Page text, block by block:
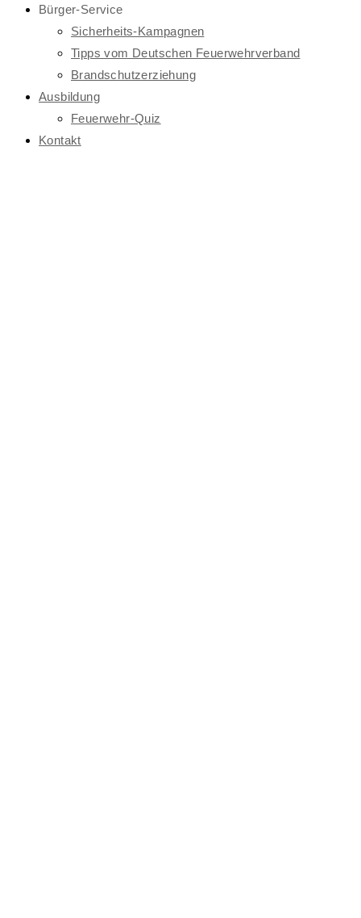
Bürger-Service
Sicherheits-Kampagnen
Tipps vom Deutschen Feuerwehrverband
Brandschutzerziehung
Ausbildung
Feuerwehr-Quiz
Kontakt